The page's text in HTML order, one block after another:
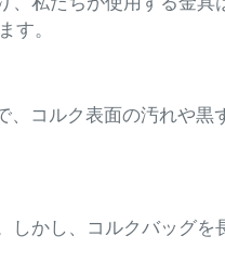
す。
、コルク表面の汚れや黒
しかし、コルクバッグを